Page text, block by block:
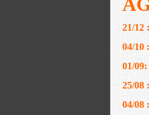
21/12
04/10
01/
25/08
04/08